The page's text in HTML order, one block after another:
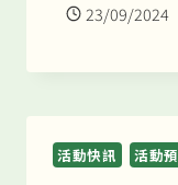
23/09/2024
活動快訊 活動